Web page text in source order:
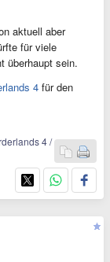
aktuell aber
für viele
überhaupt sein.
4 für den
4 /